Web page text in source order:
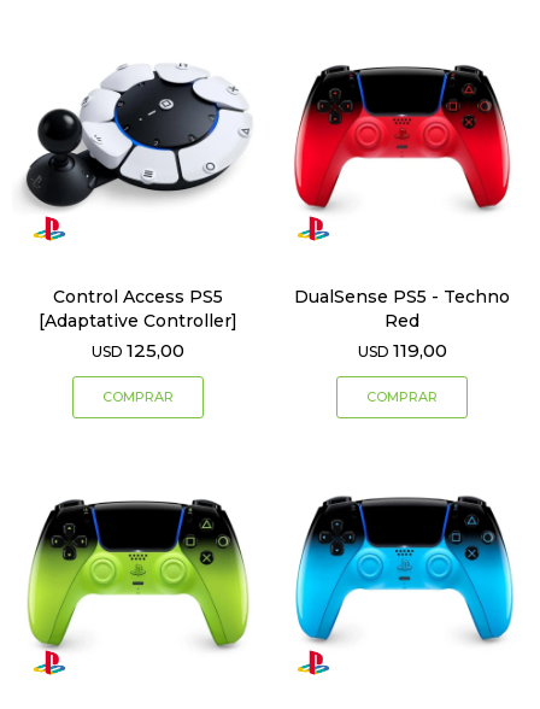
Control Access PS5
[Adaptative Controller]
USD 125,00
DualSense PS5 - Techno
Red
USD 119,00